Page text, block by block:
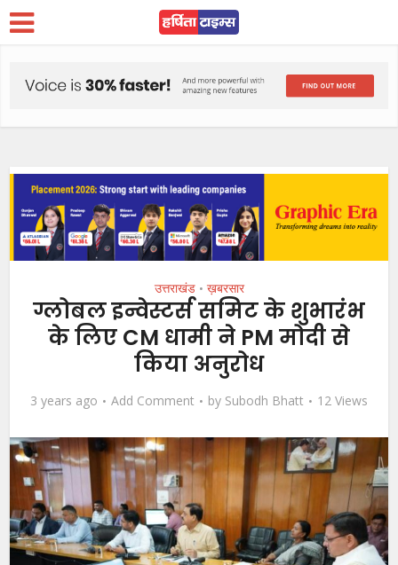
उत्तराखंड • ख़बरसार
ग्लोबल इन्वेस्टर्स समिट के शुभारंभ
के लिए CM धामी ने PM मोदी से
किया अनुरोध
3 years ago Add Comment by Subodh Bhatt 12 Views